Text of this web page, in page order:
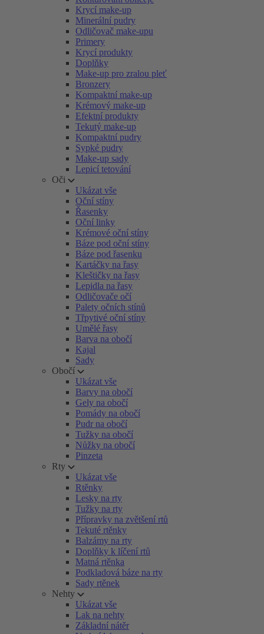
Krycí make-up
Minerální pudry
Odličovač make-upu
Primery
Krycí produkty
Doplňky
Make-up pro zralou pleť
Bronzery
Kompaktní make-up
Krémový make-up
Efektní produkty
Tekutý make-up
Kompaktní pudry
Sypké pudry
Make-up sady
Lepicí tetování
Oči
Ukázat vše
Oční stíny
Řasenky
Oční linky
Krémové oční stíny
Báze pod oční stíny
Báze pod řasenku
Kartáčky na řasy
Kleštičky na řasy
Lepidla na řasy
Odličovače očí
Palety očních stínů
Třpytivé oční stíny
Umělé řasy
Barva na obočí
Kajal
Sady
Obočí
Ukázat vše
Barvy na obočí
Gely na obočí
Pomády na obočí
Pudr na obočí
Tužky na obočí
Nůžky na obočí
Pinzeta
Rty
Ukázat vše
Rtěnky
Lesky na rty
Tužky na rty
Přípravky na zvětšení rtů
Tekuté rtěnky
Balzámy na rty
Doplňky k líčení rtů
Matná rtěnka
Podkladová báze na rty
Sady rtěnek
Nehty
Ukázat vše
Lak na nehty
Základní nátěr